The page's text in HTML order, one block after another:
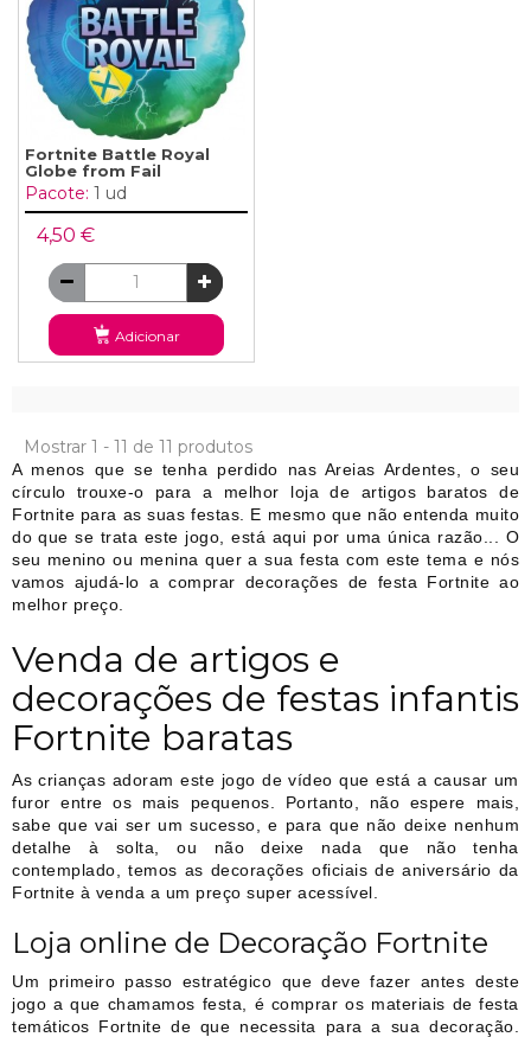
Fortnite Battle Royal
Globe from Fail
Pacote: 1 ud
4,50 €
Adicionar
Mostrar 1 - 11 de 11 produtos
A menos que se tenha perdido nas Areias Ardentes, o seu
círculo trouxe-o para a melhor loja de artigos baratos de
Fortnite para as suas festas. E mesmo que não entenda muito
do que se trata este jogo, está aqui por uma única razão... O
seu menino ou menina quer a sua festa com este tema e nós
vamos ajudá-lo a comprar decorações de festa Fortnite ao
melhor preço.
Venda de artigos e
decorações de festas infantis
Fortnite baratas
As crianças adoram este jogo de vídeo que está a causar um
furor entre os mais pequenos. Portanto, não espere mais,
sabe que vai ser um sucesso, e para que não deixe nenhum
detalhe à solta, ou não deixe nada que não tenha
contemplado, temos as decorações oficiais de aniversário da
Fortnite à venda a um preço super acessível.
Loja online de Decoração Fortnite
Um primeiro passo estratégico que deve fazer antes deste
jogo a que chamamos festa, é comprar os materiais de festa
temáticos Fortnite de que necessita para a sua decoração.